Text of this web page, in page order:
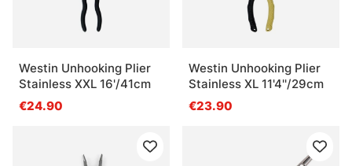
Westin Unhooking Plier
Stainless XXL 16'/41cm
€24.90
Westin Unhooking Plier
Stainless XL 11'4''/29cm
€23.90